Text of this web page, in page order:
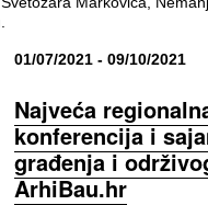
01/07/2021 - 09/10/2021
Najveća
konferencija i
građenja i
ArhiBau.hr